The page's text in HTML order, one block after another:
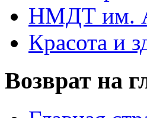
НМДТ им.
Красота и
Возврат на